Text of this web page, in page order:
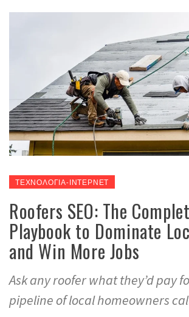
ΤΕΧΝΟΛΟΓΙΑ-ΙΝΤΕΡΝΕΤ
Roofers SEO: The
Playbook to Dominate
and Win More Jobs
Ask any roofer what they’d pay
pipeline of local homeowners